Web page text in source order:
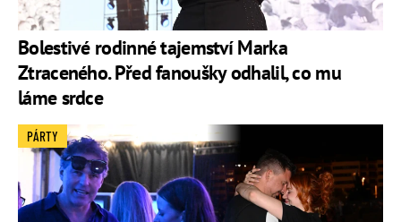
Bolestivé rodinné tajemství Marka
Ztraceného. Před fanoušky odhalil, co mu
láme srdce
PÁRTY